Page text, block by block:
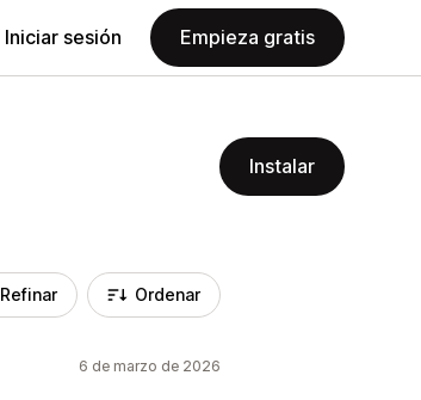
Iniciar sesión Empieza gratis
Instalar
Refinar Ordenar
6 de marzo de 2026